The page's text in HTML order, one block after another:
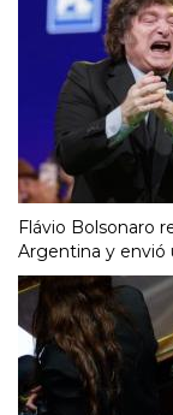
Flávio Bolsonaro
Argentina y envió